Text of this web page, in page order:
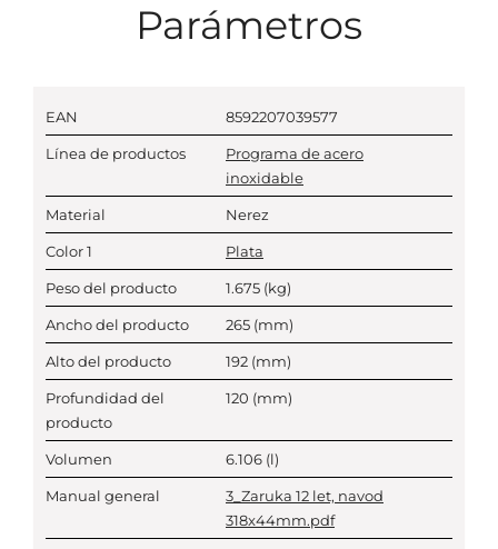
Parámetros
EAN 8592207039577
Línea de productos
Programa de acero
inoxidable
Material Nerez
Color 1 Plata
Peso del producto 1.675 (kg)
Ancho del producto 265 (mm)
Alto del producto 192 (mm)
Profundidad del
producto
120 (mm)
Volumen 6.106 (l)
Manual general
3_Zaruka 12 let, navod
318x44mm.pdf